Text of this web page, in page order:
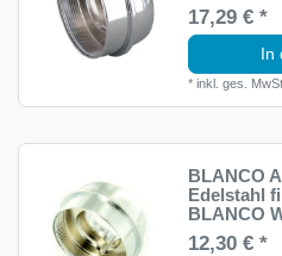
17,29 € *
In
*inkl. ges. MwSt.
BLANCO
Edelstahl
BLANCO
12,30 € *